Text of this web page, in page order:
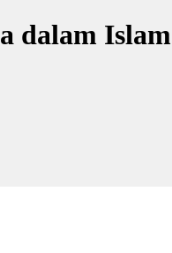
dalam Islam